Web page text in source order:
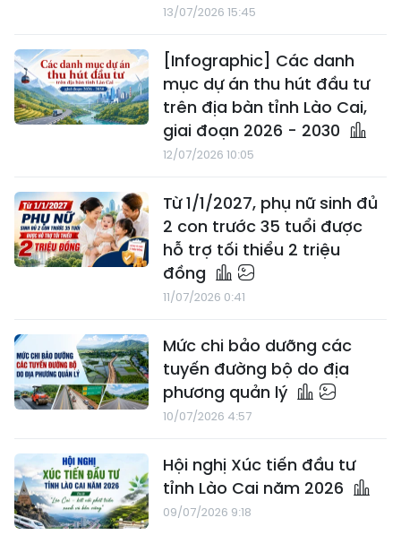
13/07/2026 15:45
[Infographic] Các danh
mục dự án thu hút đầu tư
trên địa bàn tỉnh Lào Cai,
giai đoạn 2026 - 2030
12/07/2026 10:05
Từ 1/1/2027, phụ nữ sinh đủ
2 con trước 35 tuổi được
hỗ trợ tối thiểu 2 triệu
đồng
11/07/2026 0:41
Mức chi bảo dưỡng các
tuyến đường bộ do địa
phương quản lý
10/07/2026 4:57
Hội nghị Xúc tiến đầu tư
tỉnh Lào Cai năm 2026
09/07/2026 9:18